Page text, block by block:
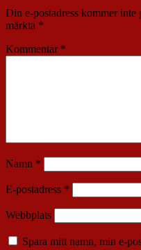
Din e-postadress kommer inte
märkta *
Kommentar *
Namn *
E-postadress *
Webbplats
Spara mitt namn, min e-